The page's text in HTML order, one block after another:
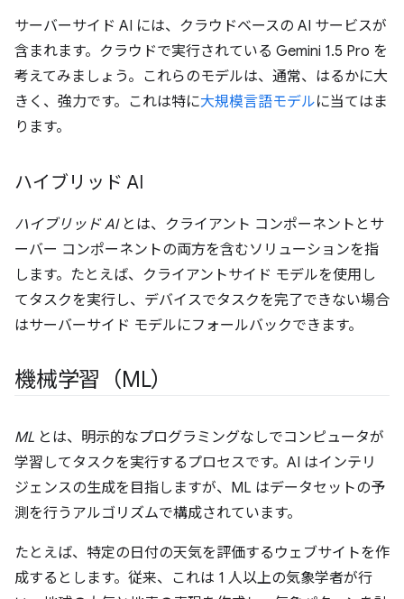
サーバーサイド AI には、クラウドベースの AI サービスが
含まれます。クラウドで実行されている Gemini 1.5 Pro を
考えてみましょう。これらのモデルは、通常、はるかに大
きく、強力です。これは特に大規模言語モデルに当てはま
ります。
ハイブリッド AI
ハイブリッド AIとは、クライアント コンポーネントとサ
ーバー コンポーネントの両方を含むソリューションを指
します。たとえば、クライアントサイド モデルを使用し
てタスクを実行し、デバイスでタスクを完了できない場合
はサーバーサイド モデルにフォールバックできます。
機械学習（ML）
ML とは、明示的なプログラミングなしでコンピュータが
学習してタスクを実行するプロセスです。AI はインテリ
ジェンスの生成を目指しますが、ML はデータセットの予
測を行うアルゴリズムで構成されています。
たとえば、特定の日付の天気を評価するウェブサイトを作
成するとします。従来、これは 1 人以上の気象学者が行